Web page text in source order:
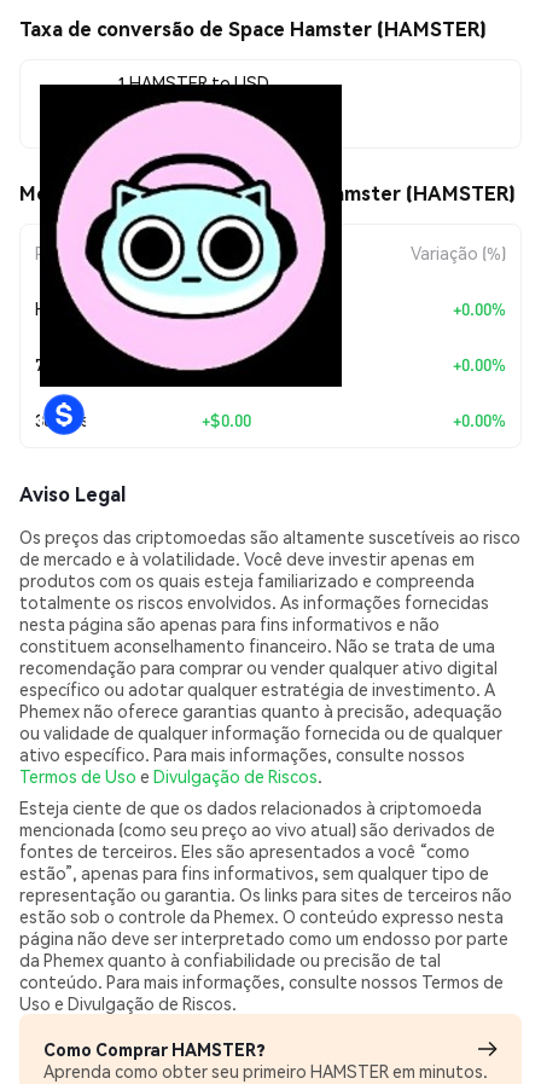
Taxa de conversão de Space Hamster (HAMSTER)
1 HAMSTER to USD
$0.00000068
Movimentos de preço de Space Hamster (HAMSTER)
Período Variação do Valor Variação (%)
Hoje +$0.00 +0.00%
7 Dias +$0.00 +0.00%
30 Dias +$0.00 +0.00%
Aviso Legal
Os preços das criptomoedas são altamente suscetíveis ao risco
de mercado e à volatilidade. Você deve investir apenas em
produtos com os quais esteja familiarizado e compreenda
totalmente os riscos envolvidos. As informações fornecidas
nesta página são apenas para fins informativos e não
constituem aconselhamento financeiro. Não se trata de uma
recomendação para comprar ou vender qualquer ativo digital
específico ou adotar qualquer estratégia de investimento. A
Phemex não oferece garantias quanto à precisão, adequação
ou validade de qualquer informação fornecida ou de qualquer
ativo específico. Para mais informações, consulte nossos
Termos de Uso e Divulgação de Riscos.
Esteja ciente de que os dados relacionados à criptomoeda
mencionada (como seu preço ao vivo atual) são derivados de
fontes de terceiros. Eles são apresentados a você “como
estão”, apenas para fins informativos, sem qualquer tipo de
representação ou garantia. Os links para sites de terceiros não
estão sob o controle da Phemex. O conteúdo expresso nesta
página não deve ser interpretado como um endosso por parte
da Phemex quanto à confiabilidade ou precisão de tal
conteúdo. Para mais informações, consulte nossos Termos de
Uso e Divulgação de Riscos.
Como Comprar HAMSTER?
Aprenda como obter seu primeiro HAMSTER em minutos.